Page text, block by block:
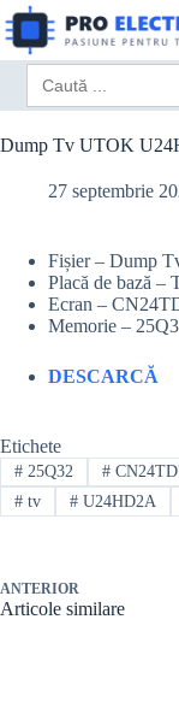
Sari
la
conținut
Search
for:
Dump Tv UTOK
27 septembrie
Fișier – Dump
Placă de bază –
Ecran –
Memorie –
DESCARCĂ
Etichete
#25Q32 #
#tv #U24HD2A
ANTERIOR
Articole similare